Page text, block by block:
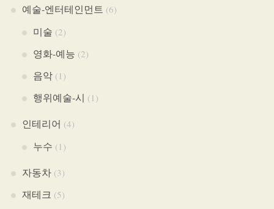
예술-엔터테인먼트 (6)
미술 (2)
영화-예능 (2)
음악(1)
행위예술-시 (1)
인테리어 (4)
누수 (1)
자동차(3)
재테크 (5)